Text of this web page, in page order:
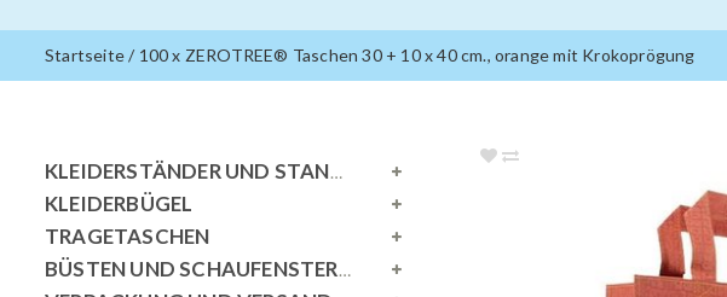
Startseite/ 100 x ZEROTREE® Taschen 30 + 10 x 40 cm., orange mit Krokoprögung
KLEIDERSTÄNDER UND STANDSPIEGEL
KLEIDERBÜGEL
TRAGETASCHEN
BÜSTEN UND SCHAUFENSTERPUPPEN